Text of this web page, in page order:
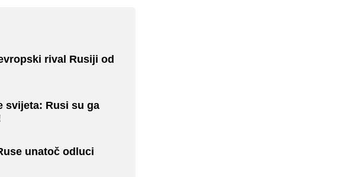
rival Rusiji od
svijeta: Rusi su ga
unatoč odluci